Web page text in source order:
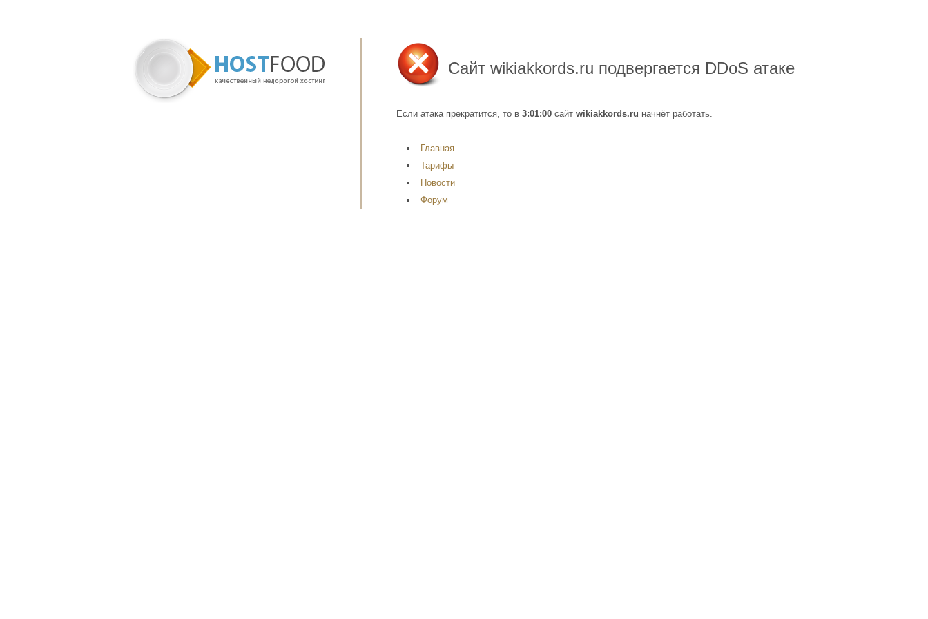
Сайт wikiakkords.ru подвергается DDoS атаке
Если атака прекратится, то в 3:01:00 сайт wikiakkords.ru начнёт работать.
Главная
Тарифы
Новости
Форум